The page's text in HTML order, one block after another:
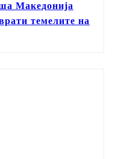
Македонија
темелите на